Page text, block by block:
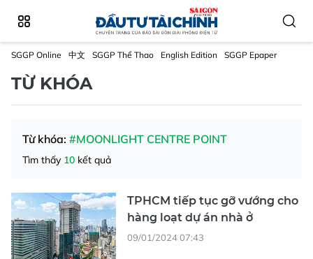
SGGP Online 中文 SGGP Thể Thao English Edition SGGP Epaper
TỪ KHÓA
Từ khóa: #MOONLIGHT CENTRE POINT
Tìm thấy 10 kết quả
TPHCM tiếp tục gỡ vướng cho
hàng loạt dự án nhà ở
09/01/2024 07:43